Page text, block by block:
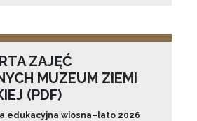
ZAJĘĆ
MUZEUM ZIEMI
(PDF)
edukacyjna wiosna–lato 2026